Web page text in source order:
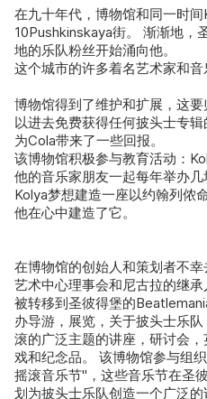
在九十年代，博物馆和同一时
10Pushkinskaya街。 渐渐地，
地的乐队粉丝开始涌向他。
这个城市的许多着名艺术家和音
博物馆得到了维护和扩展，这
以进去免费获得任何披头士专
为Cola带来了一些回报。
该博物馆积极参与教育活动：
他的音乐家朋友一起每年举办几
Kolya梦想建造一座以约翰列侬
他在心中建造了它。
在博物馆的创始人和策划者不
艺术中心理事会和尼古拉的继
被转移到圣彼得堡的
办导游，展览，关于披头士乐
滚的广泛主题的讲座，研讨会
戏和纪念品。 该博物馆参与组
摇滚音乐节"，这些音乐节在圣
划为披头士乐队创造一个广泛